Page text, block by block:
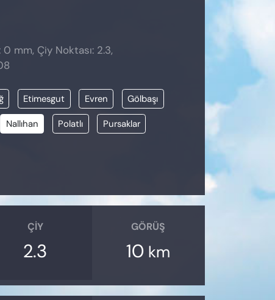
0 mm, Çiy Noktası: 2.3,
Etimesgut Evren Gölbaşı
Nallıhan Polatlı Pursaklar
ÇIY
2.3
GÖRÜŞ
10 km